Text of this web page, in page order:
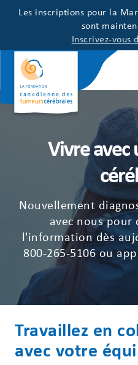
Les inscriptions pour la
sont
Inscrivez-vous
Vivre
Nouvellement
avec nous
l'information dès
800-265-5106ou
Travaillez en
avec votre